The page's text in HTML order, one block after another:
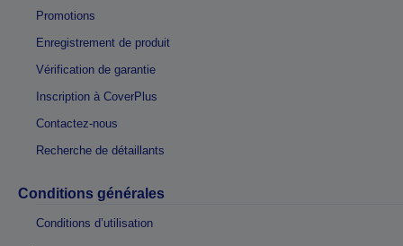
Promotions
Enregistrement de produit
Vérification de garantie
Inscription à CoverPlus
Contactez-nous
Recherche de détaillants
Conditions générales
Conditions d’utilisation